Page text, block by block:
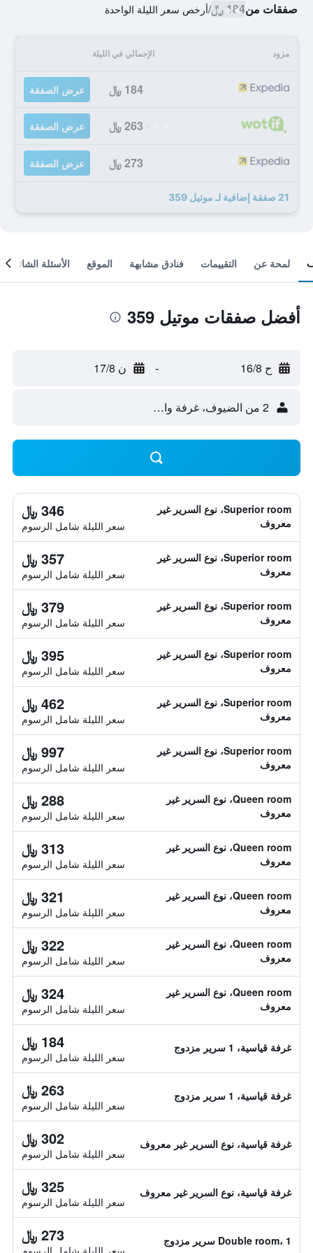
صفقات من184 ﷼ /أرخص سعر الليلة الواحدة
مزود الإجمالي في الليلة
184 ﷼ عرض الصفقة
263 ﷼ عرض الصفقة
273 ﷼ عرض الصفقة
21 صفقة إضافية لـ موتيل 359
لمحة عن التقييمات فنادق مشابهة الموقع الأسئلة الشائعة
أفضل صفقات موتيل 359
ح 16/8 - ن 17/8
2 من الضيوف، غرفة واحدة
Superior room، نوع السرير غير
معروف
346 ﷼
سعر الليلة شامل الرسوم
Superior room، نوع السرير غير
معروف
357 ﷼
سعر الليلة شامل الرسوم
Superior room، نوع السرير غير
معروف
379 ﷼
سعر الليلة شامل الرسوم
Superior room، نوع السرير غير
معروف
395 ﷼
سعر الليلة شامل الرسوم
Superior room، نوع السرير غير
معروف
462 ﷼
سعر الليلة شامل الرسوم
Superior room، نوع السرير غير
معروف
997 ﷼
سعر الليلة شامل الرسوم
Queen room، نوع السرير غير
معروف
288 ﷼
سعر الليلة شامل الرسوم
Queen room، نوع السرير غير
معروف
313 ﷼
سعر الليلة شامل الرسوم
Queen room، نوع السرير غير
معروف
321 ﷼
سعر الليلة شامل الرسوم
Queen room، نوع السرير غير
معروف
322 ﷼
سعر الليلة شامل الرسوم
Queen room، نوع السرير غير
معروف
324 ﷼
سعر الليلة شامل الرسوم
غرفة قياسية، 1 سرير مزدوج 184 ﷼
سعر الليلة شامل الرسوم
غرفة قياسية، 1 سرير مزدوج 263 ﷼
سعر الليلة شامل الرسوم
غرفة قياسية، نوع السرير غير معروف 302 ﷼
سعر الليلة شامل الرسوم
غرفة قياسية، نوع السرير غير معروف 325 ﷼
سعر الليلة شامل الرسوم
Double room، 1 سرير مزدوج 273 ﷼
سعر الليلة شامل الرسوم